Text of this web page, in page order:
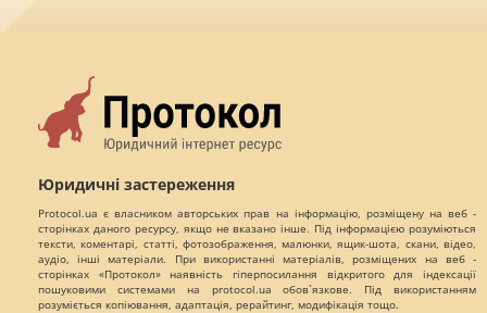
Юридичні застереження
Protocol.ua є власником авторських прав на інформацію, розміщену на веб -
сторінках даного ресурсу, якщо не вказано інше. Під інформацією розуміються
тексти, коментарі, статті, фотозображення, малюнки, ящик-шота, скани, відео,
аудіо, інші матеріали. При використанні матеріалів, розміщених на веб -
сторінках «Протокол» наявність гіперпосилання відкритого для індексації
пошуковими системами на protocol.ua обов`язкове. Під використанням
розуміється копіювання, адаптація, рерайтинг, модифікація тощо.